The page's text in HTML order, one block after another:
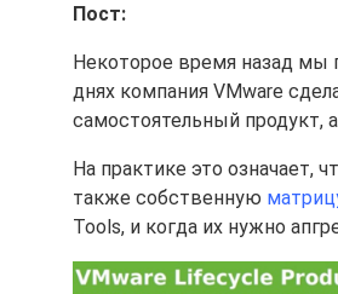
Пост:
Некоторое время назад мы
днях компания VMware
самостоятельный продукт,
На практике это означает,
также собственную
Tools, и когда их нужно